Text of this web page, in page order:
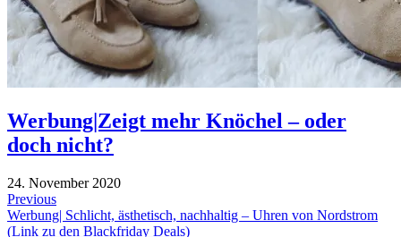
Werbung|Zeigt mehr Knöchel – oder
doch nicht?
24. November 2020
Beitragsnavigation
Previous
Previous
post:
Werbung| Schlicht, ästhetisch, nachhaltig – Uhren von Nordstrom
(Link zu den Blackfriday Deals)